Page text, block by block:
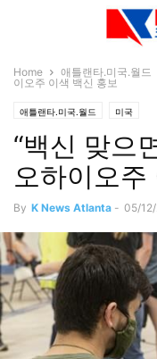
Home 애틀랜타.미국.월드
이오주 이색 백신 홍보
애틀랜타.미국.월드 미국
“백신 맞으
오하이오주
By K News Atlanta - 05/